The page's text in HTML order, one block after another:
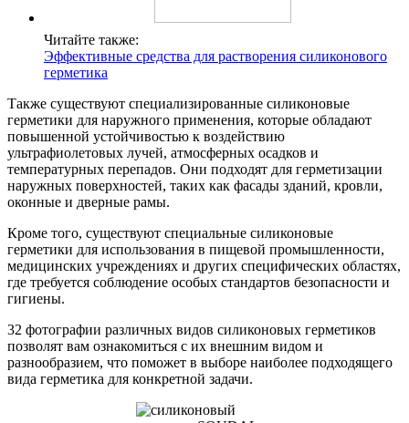
Читайте также:
Эффективные средства для растворения силиконового
герметика
Также существуют специализированные силиконовые
герметики для наружного применения, которые обладают
повышенной устойчивостью к воздействию
ультрафиолетовых лучей, атмосферных осадков и
температурных перепадов. Они подходят для герметизации
наружных поверхностей, таких как фасады зданий, кровли,
оконные и дверные рамы.
Кроме того, существуют специальные силиконовые
герметики для использования в пищевой промышленности,
медицинских учреждениях и других специфических областях,
где требуется соблюдение особых стандартов безопасности и
гигиены.
32 фотографии различных видов силиконовых герметиков
позволят вам ознакомиться с их внешним видом и
разнообразием, что поможет в выборе наиболее подходящего
вида герметика для конкретной задачи.